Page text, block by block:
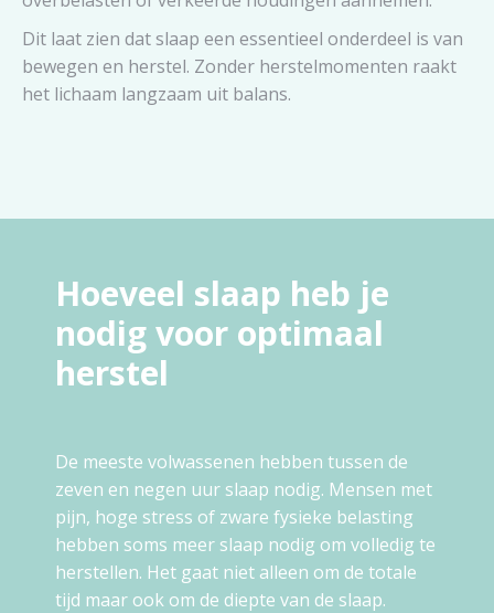
Dit laat zien dat slaap een essentieel onderdeel is van
bewegen en herstel. Zonder herstelmomenten raakt
het lichaam langzaam uit balans.
Hoeveel slaap heb je
nodig voor optimaal
herstel
De meeste volwassenen hebben tussen de
zeven en negen uur slaap nodig. Mensen met
pijn, hoge stress of zware fysieke belasting
hebben soms meer slaap nodig om volledig te
herstellen. Het gaat niet alleen om de totale
tijd maar ook om de diepte van de slaap.